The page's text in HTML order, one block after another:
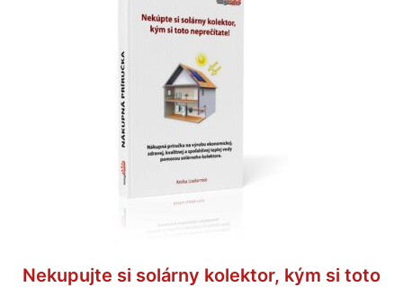
Nekupujte si solárny kolektor, kým si toto